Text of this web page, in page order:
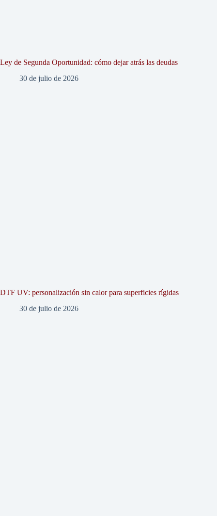
Ley de Segunda Oportunidad: cómo dejar atrás las deudas
30 de julio de 2026
DTF UV: personalización sin calor para superficies rígidas
30 de julio de 2026